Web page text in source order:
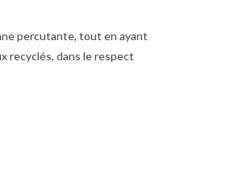
percutante, tout en ayant
recyclés, dans le respect